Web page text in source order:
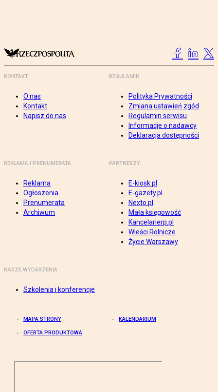
KONTAKT
O nas
Kontakt
Napisz do nas
REGULAMIN
Polityka Prywatności
Zmiana ustawień zgód
Regulamin serwisu
Informacje o nadawcy
Deklaracja dostępności
REKLAMA I PRENUMERATA
Reklama
Ogłoszenia
Prenumerata
Archiwum
PARTNERZY
E-kiosk.pl
E-gazety.pl
Nexto.pl
Mała księgowość
Kancelarierp.pl
Wieści Rolnicze
Życie Warszawy
NASZE WYDARZENIA
Szkolenia i konferencje
MAPA STRONY KALENDARIUM
OFERTA PRODUKTOWA